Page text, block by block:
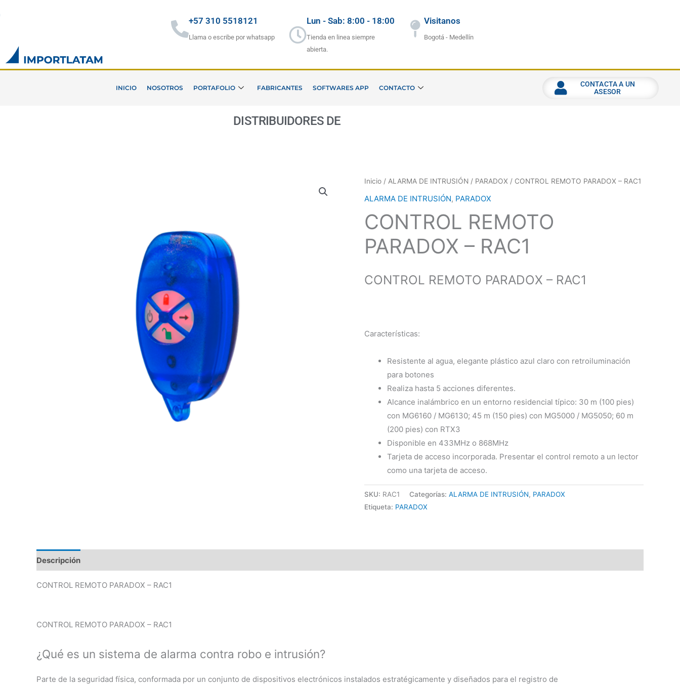
+57 310 5518121
Llama o escribe por whatsapp
Lun - Sab: 8:00 - 18:00
Tienda en linea siempre
abierta.
Visitanos
Bogotá - Medellín
INICIO NOSOTROS PORTAFOLIO FABRICANTES SOFTWARES APP CONTACTO
CONTACTA A UN
ASESOR
DISTRIBUIDORES DES
Inicio / ALARMA DE INTRUSIÓN / PARADOX / CONTROL REMOTO PARADOX – RAC1
ALARMA DE INTRUSIÓN, PARADOX
CONTROL REMOTO
PARADOX – RAC1
CONTROL REMOTO PARADOX – RAC1
Características:
Resistente al agua, elegante plástico azul claro con retroiluminación
para botones
Realiza hasta 5 acciones diferentes.
Alcance inalámbrico en un entorno residencial típico: 30 m (100 pies)
con MG6160 / MG6130; 45 m (150 pies) con MG5000 / MG5050; 60 m
(200 pies) con RTX3
Disponible en 433MHz o 868MHz
Tarjeta de acceso incorporada. Presentar el control remoto a un lector
como una tarjeta de acceso.
SKU: RAC1 Categorías: ALARMA DE INTRUSIÓN, PARADOX
Etiqueta: PARADOX
Descripción
CONTROL REMOTO PARADOX – RAC1
CONTROL REMOTO PARADOX – RAC1
¿Qué es un sistema de alarma contra robo e intrusión?
Parte de la seguridad física, conformada por un conjunto de dispositivos electrónicos instalados estratégicamente y diseñados para el registro de